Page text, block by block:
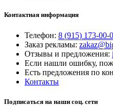
Контактная информация
Телефон: 8 (915) 173-00-
Заказ рекламы:
Отзывы и предложения:
Если нашли ошибку,
Есть предложения по
Контакты
Подписаться на наши соц. сети